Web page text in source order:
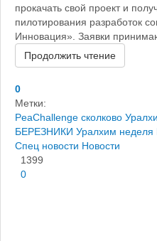
прокачать свой проект и
пилотирования разработок
Инновация». Заявки
Продолжить чтение
0
Метки:
PeaChallenge сколково
БЕРЕЗНИКИ Уралхим неделя
Спец новости Новости
1399
0